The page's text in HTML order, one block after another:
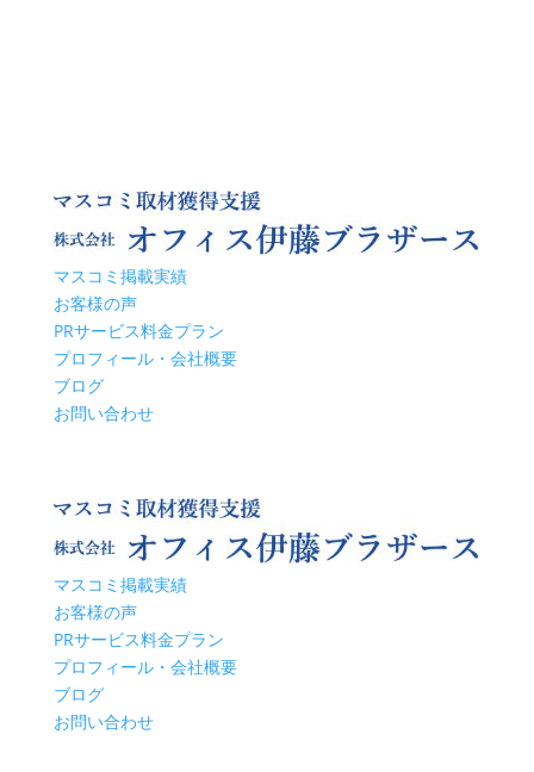
マスコミ掲載実績
お客様の声
PRサービス料金プラン
プロフィール・会社概要
ブログ
お問い合わせ
マスコミ掲載実績
お客様の声
PRサービス料金プラン
プロフィール・会社概要
ブログ
お問い合わせ